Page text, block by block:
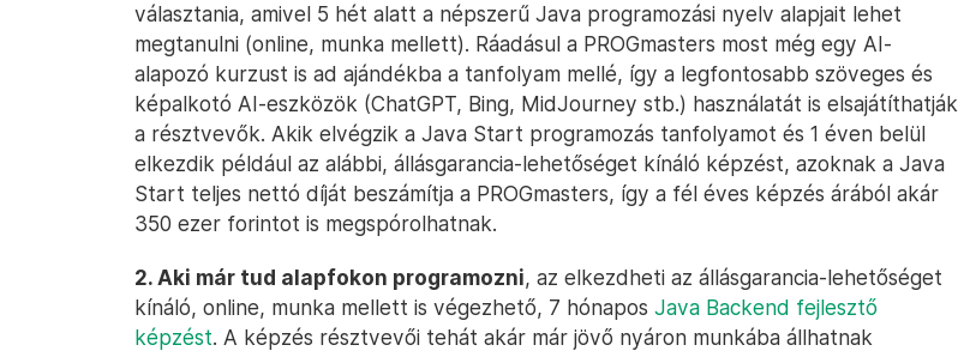
választania, amivel 5 hét alatt a népszerű Java programozási nyelv alapjait lehet
megtanulni (online, munka mellett). Ráadásul a PROGmasters most még egy AI-
alapozó kurzust is ad ajándékba a tanfolyam mellé, így a legfontosabb szöveges és
képalkotó AI-eszközök (ChatGPT, Bing, MidJourney stb.) használatát is elsajátíthatják
a résztvevők. Akik elvégzik a Java Start programozás tanfolyamot és 1 éven belül
elkezdik például az alábbi, állásgarancia-lehetőséget kínáló képzést, azoknak a Java
Start teljes nettó díját beszámítja a PROGmasters, így a fél éves képzés árából akár
350 ezer forintot is megspórolhatnak.
2. Aki már tud alapfokon programozni, az elkezdheti az állásgarancia-lehetőséget
kínáló, online, munka mellett is végezhető, 7 hónapos Java Backend fejlesztő
képzést. A képzés résztvevői tehát akár már jövő nyáron munkába állhatnak